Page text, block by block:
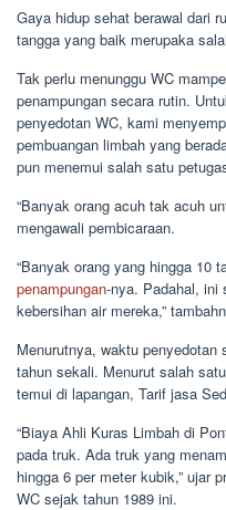
Gaya hidup sehat berawal dari
tangga yang baik merupaka
Tak perlu menunggu WC
penampungan secara rutin.
penyedotan WC, kami
pembuangan limbah yang
pun menemui salah satu
“Banyak orang acuh tak acuh
mengawali pembicaraan.
“Banyak orang yang hingga 10
penampungan-nya. Padahal, ini
kebersihan air mereka,”
Menurutnya, waktu
tahun sekali. Menurut salah
temui di lapangan, Tarif jasa
“Biaya Ahli Kuras Limbah di
pada truk. Ada truk yang
hingga 6 per meter kubik,” ujar
WC sejak tahun 1989 ini.